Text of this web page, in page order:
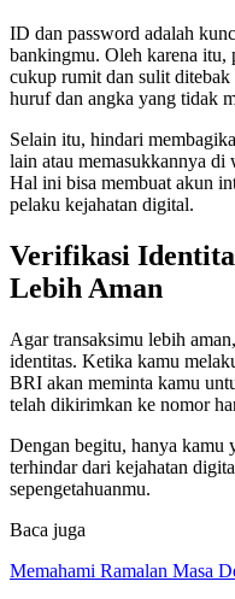
ID dan password adalah
bankingmu. Oleh karena itu,
cukup rumit dan sulit
huruf dan angka yang tidak
Selain itu, hindari
lain atau memasukkannya di
Hal ini bisa membuat akun
pelaku kejahatan digital.
Verifikasi
Lebih Aman
Agar transaksimu lebih
identitas. Ketika kamu
BRI akan meminta kamu
telah dikirimkan ke nomor
Dengan begitu, hanya kamu
terhindar dari kejahatan
sepengetahuanmu.
Baca juga
Memahami Ramalan Masa